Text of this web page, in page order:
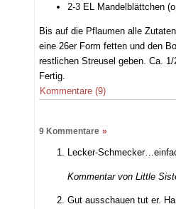
2-3 EL Mandelblättchen
Bis auf die Pflaumen alle
eine 26er Form fetten und den
restlichen Streusel geben. Ca. 1/
Fertig.
Kommentare (9)
9 Kommentare »
Lecker-
Kommentar vonLittle
Gut ausschauen tut er.